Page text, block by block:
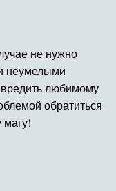
не нужно
неумелыми
любимому
обратиться